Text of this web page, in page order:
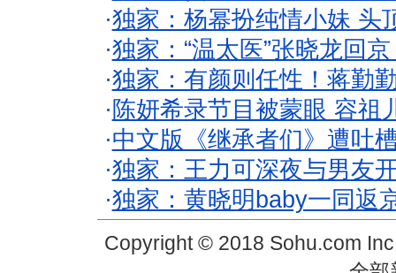
·独家：杨幂扮纯情小妹 头
·独家：“温太医”张晓龙回
·独家：有颜则任性！蒋勤
· 陈妍希录节目被蒙眼 容祖
·中文版《继承者们》遭吐
·独家：王力可深夜与男友
·独家：黄晓明baby一同返
Copyright © 2018 Sohu.com